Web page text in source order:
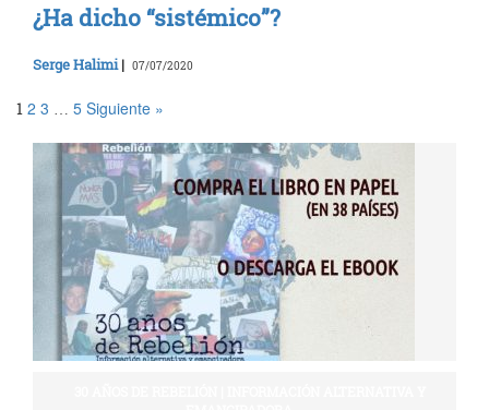
¿Ha dicho “sistémico”?
Serge Halimi| 07/07/2020
1 2 3 5 Siguiente »